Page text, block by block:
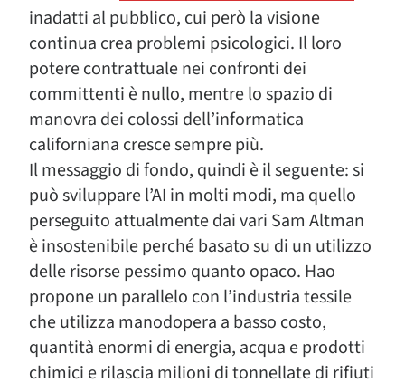
inadatti al pubblico, cui però la visione
continua crea problemi psicologici. Il loro
potere contrattuale nei confronti dei
committenti è nullo, mentre lo spazio di
manovra dei colossi dell’informatica
californiana cresce sempre più.
Il messaggio di fondo, quindi è il seguente: si
può sviluppare l’AI in molti modi, ma quello
perseguito attualmente dai vari Sam Altman
è insostenibile perché basato su di un utilizzo
delle risorse pessimo quanto opaco. Hao
propone un parallelo con l’industria tessile
che utilizza manodopera a basso costo,
quantità enormi di energia, acqua e prodotti
chimici e rilascia milioni di tonnellate di rifiuti